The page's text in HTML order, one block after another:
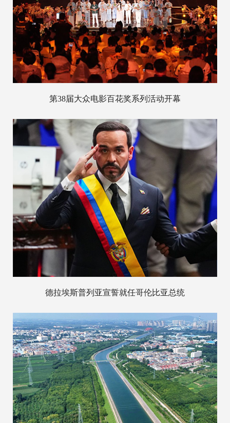
第38届大众电影百花奖系列活动开幕
德拉埃斯普列亚宣誓就任哥伦比亚总统